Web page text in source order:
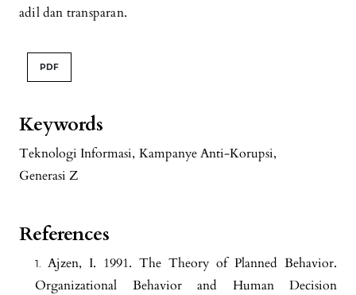
Keywords
Teknologi Informasi, Kampanye Anti-Korupsi,
Generasi Z
adil dan transparan.
PDF
References
Ajzen, I. 1991. The Theory of Planned Behavior.
Organizational Behavior and Human Decision